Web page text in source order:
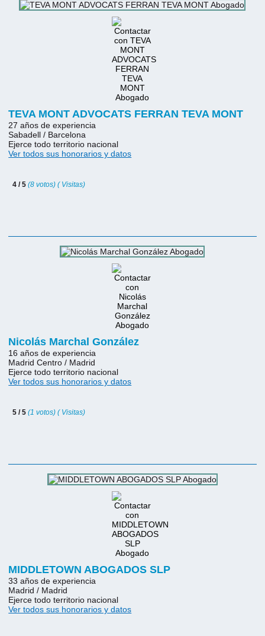
TEVA MONT ADVOCATS FERRAN TEVA MONT
27 años de experiencia
Sabadell / Barcelona
Ejerce todo territorio nacional
Ver todos sus honorarios y datos
4 / 5(8 votos) ( Visitas)
Nicolás Marchal González
16 años de experiencia
Madrid Centro / Madrid
Ejerce todo territorio nacional
Ver todos sus honorarios y datos
5 / 5(1 votos) ( Visitas)
MIDDLETOWN ABOGADOS SLP
33 años de experiencia
Madrid / Madrid
Ejerce todo territorio nacional
Ver todos sus honorarios y datos